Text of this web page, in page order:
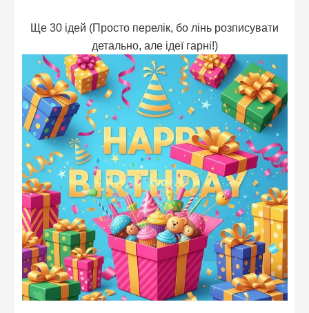
Ще 30 ідей (Просто перелік, бо лінь розписувати
детально, але ідеї гарні!)